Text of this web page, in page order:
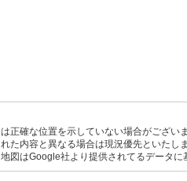
は正確な位置を示していない場合がござい
れた内容と異なる場合は現況優先といたし
地図はGoogle社より提供されてるデータ